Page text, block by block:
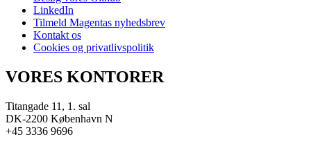
LinkedIn
Tilmeld Magentas nyhedsbrev
Kontakt os
Cookies og privatlivspolitik
VORES KONTORER
Titangade 11, 1. sal
DK-2200 København N
+45 3336 9696